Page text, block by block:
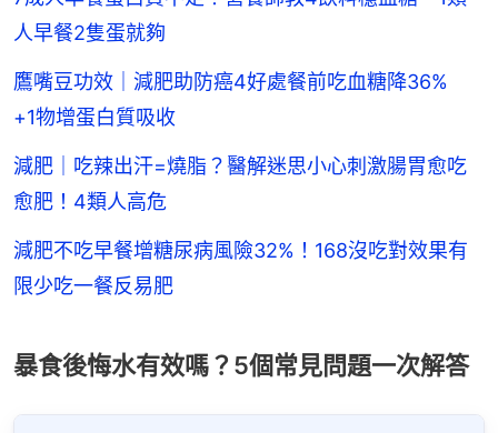
人早餐2隻蛋就夠
鷹嘴豆功效｜減肥助防癌4好處餐前吃血糖降36%
+1物增蛋白質吸收
減肥｜吃辣出汗=燒脂？醫解迷思小心刺激腸胃愈吃
愈肥！4類人高危
減肥不吃早餐增糖尿病風險32%！168沒吃對效果有
限少吃一餐反易肥
暴食後悔水有效嗎？5個常見問題一次解答